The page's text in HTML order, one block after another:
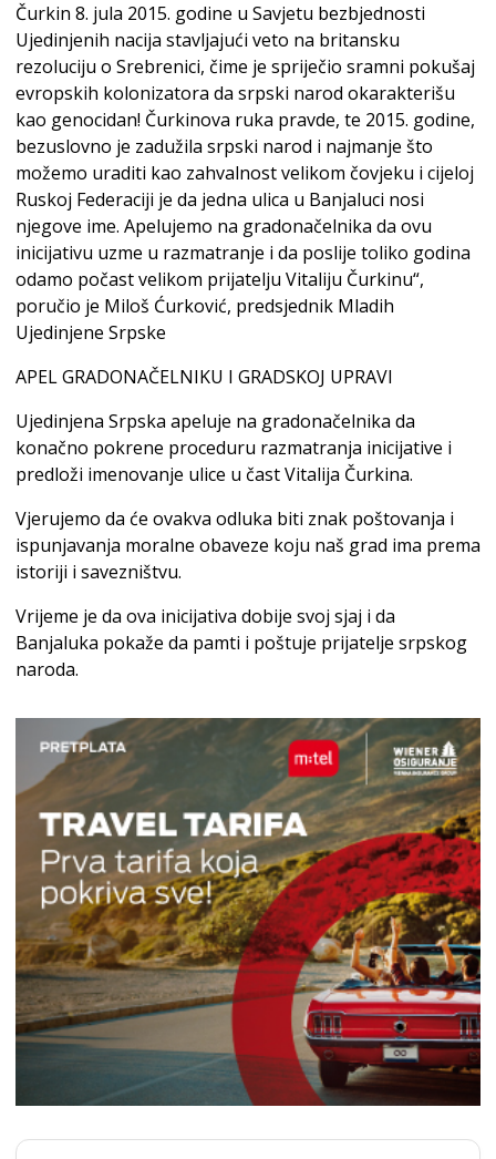
Čurkin 8. jula 2015. godine u Savjetu bezbjednosti
Ujedinjenih nacija stavljajući veto na britansku
rezoluciju o Srebrenici, čime je spriječio sramni pokušaj
evropskih kolonizatora da srpski narod okarakterišu
kao genocidan! Čurkinova ruka pravde, te 2015. godine,
bezuslovno je zadužila srpski narod i najmanje što
možemo uraditi kao zahvalnost velikom čovjeku i cijeloj
Ruskoj Federaciji je da jedna ulica u Banjaluci nosi
njegove ime. Apelujemo na gradonačelnika da ovu
inicijativu uzme u razmatranje i da poslije toliko godina
odamo počast velikom prijatelju Vitaliju Čurkinu“,
poručio je Miloš Ćurković, predsjednik Mladih
Ujedinjene Srpske
APEL GRADONAČELNIKU I GRADSKOJ UPRAVI
Ujedinjena Srpska apeluje na gradonačelnika da
konačno pokrene proceduru razmatranja inicijative i
predloži imenovanje ulice u čast Vitalija Čurkina.
Vjerujemo da će ovakva odluka biti znak poštovanja i
ispunjavanja moralne obaveze koju naš grad ima prema
istoriji i savezništvu.
Vrijeme je da ova inicijativa dobije svoj sjaj i da
Banjaluka pokaže da pamti i poštuje prijatelje srpskog
naroda.